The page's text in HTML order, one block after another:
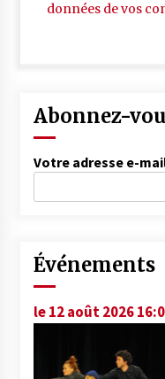
données de vos
Abonnez-
Votre adresse e-
Événements
le 12 août 2026